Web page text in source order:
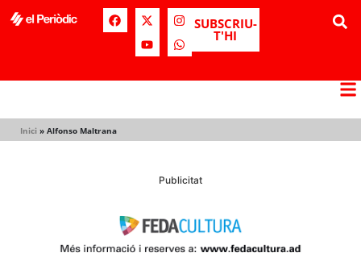
SUBSCRIU-
T'HI
Inici » Alfonso Maltrana
Publicitat